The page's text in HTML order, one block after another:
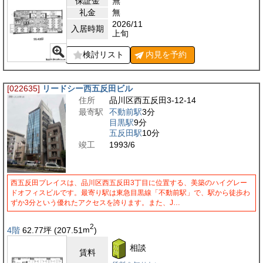
礼金
無
入居時期
2026/11
上旬
検討リスト 内見を予約
[022635] リードシー西五反田ビル
住所
品川区西五反田3-12-14
最寄駅
不動前駅3分
目黒駅9分
五反田駅10分
竣工
1993/6
西五反田プレイスは、品川区西五反田3丁目に位置する、美築のハイグレー
ドオフィスビルです。最寄り駅は東急目黒線「不動前駅」で、駅から徒歩わ
ずか3分という優れたアクセスを誇ります。また、J…
4階 62.77坪 (207.51 m2)
賃料 相談